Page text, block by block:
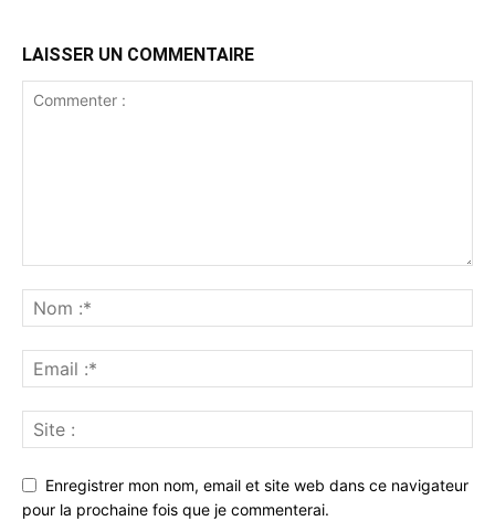
LAISSER UN COMMENTAIRE
Enregistrer mon nom, email et site web dans ce navigateur
pour la prochaine fois que je commenterai.